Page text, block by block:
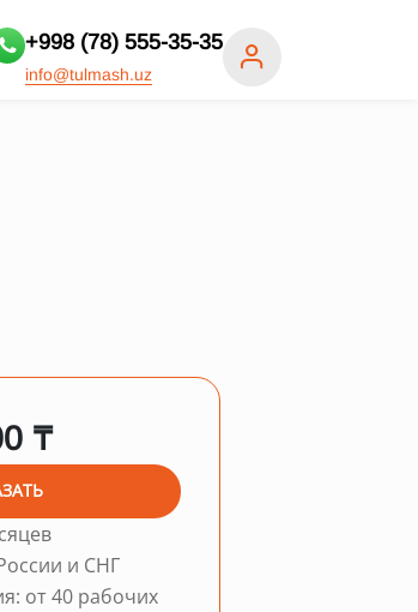
+998 (78) 555-35-35
info@tulmash.uz
₸
и СНГ
от 40 рабочих